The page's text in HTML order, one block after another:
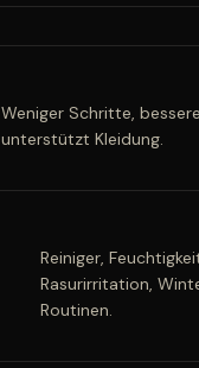
Weniger Schritte,
unterstützt Kleidung.
Reiniger,
Rasurirritation,
Routinen.